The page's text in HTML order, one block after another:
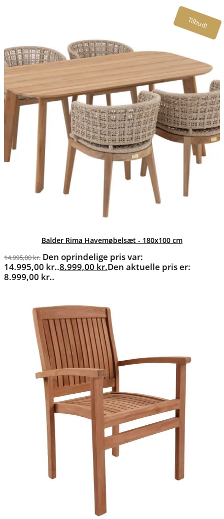
Tilbud!
Balder Rima Havemøbelsæt - 180x100 cm
14.995,00kr. Den oprindelige pris var:
14.995,00 kr..8.999,00 kr.Den aktuelle pris er:
8.999,00 kr..